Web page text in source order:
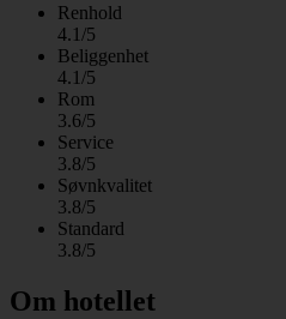
Renhold
4.1/5
Beliggenhet
4.1/5
Rom
3.6/5
Service
3.8/5
Søvnkvalitet
3.8/5
Standard
3.8/5
Om hotellet